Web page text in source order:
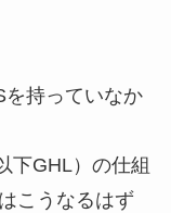
を持っていなか
下GHL）の仕組
こうなるはず